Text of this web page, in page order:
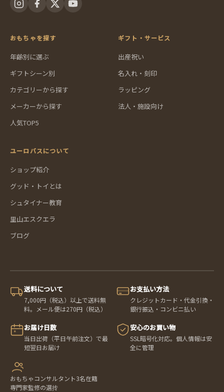
おもちゃを探す
年齢別に選ぶ
ギフトシーン別
カテゴリーから探す
メーカーから探す
人気TOP5
ギフト・サービス
出産祝い
名入れ・刻印
ラッピング
法人・施設向け
ユーロバスについて
ショップ紹介
グッド・トイとは
シュタイナー教育
里山エスクエラ
ブログ
送料について
7,000円（税込）以上で送料無
料。メール便は270円（税込）
お支払い方法
クレジットカード・代金引換・
銀行振込・コンビニ払い
お届け日数
当日出荷（平日午前注文）で最
短翌日お届け
安心のお買い物
SSL暗号化対応。個人情報は安
全に管理
おもちゃコンサルタント3名在籍
専門家監修の選抟